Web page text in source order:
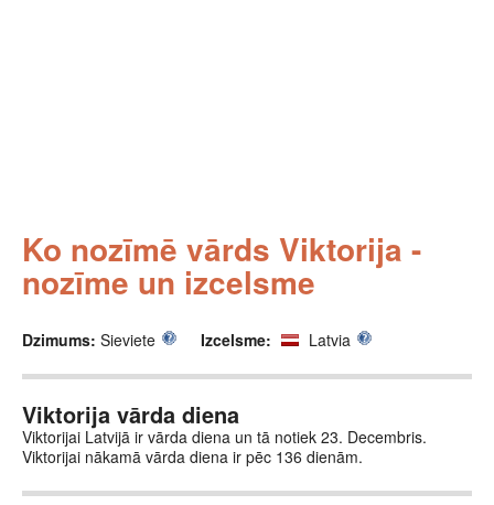
Ko nozīmē vārds Viktorija -
nozīme un izcelsme
Dzimums: Sieviete Izcelsme: Latvia
Viktorija vārda diena
Viktorijai Latvijā ir vārda diena un tā notiek 23. Decembris.
Viktorijai nākamā vārda diena ir pēc 136 dienām.